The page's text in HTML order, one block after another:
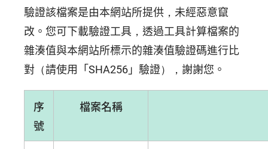
驗證該檔案是由本網站所提供，未經惡意竄
改。您可下載驗證工具，透過工具計算檔案的
雜湊值與本網站所標示的雜湊值驗證碼進行比
對（請使用「SHA256」驗證），謝謝您。
序
號
檔案名稱